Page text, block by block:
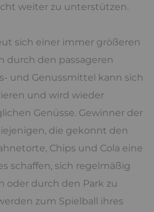
weiter zu unterstützen.
sich einer immer größeren
durch den passageren
und Genussmittel kann sich
und wird wieder
Genüsse. Gewinner der
die gekonnt den
Chips und Cola eine
schaffen, sich regelmäßig
oder durch den Park zu
zum Spielball ihres